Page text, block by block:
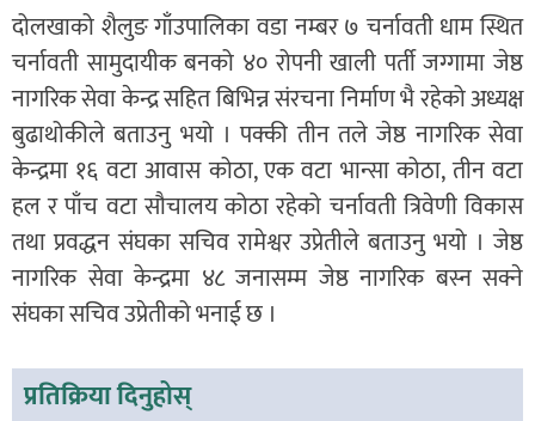
दोलखाको शैलुङ गाँउपालिका वडा नम्बर ७ चर्नावती धाम स्थित
चर्नावती सामुदायीक बनको ४० रोपनी खाली पर्ती जग्गामा जेष्ठ
नागरिक सेवा केन्द्र सहित बिभिन्न संरचना निर्माण भै रहेको अध्यक्ष
बुढाथोकीले बताउनु भयो । पक्की तीन तले जेष्ठ नागरिक सेवा
केन्द्रमा १६ वटा आवास कोठा, एक वटा भान्सा कोठा, तीन वटा
हल र पाँच वटा सौचालय कोठा रहेको चर्नावती त्रिवेणी विकास
तथा प्रवद्धन संघका सचिव रामेश्वर उप्रेतीले बताउनु भयो । जेष्ठ
नागरिक सेवा केन्द्रमा ४८ जनासम्म जेष्ठ नागरिक बस्न सक्ने
संघका सचिव उप्रेतीको भनाई छ ।
प्रतिक्रिया दिनुहोस्